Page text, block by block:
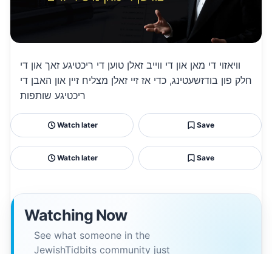
וויאזוי די מאן און די ווייב זאלן טוען די ריכטיגע זאך און די
חלק פון בודזשעטינג, כדי אז זיי זאלן מצליח זיין און האבן די
ריכטיגע שותפות
Watch later Save
Watch later Save
Watching Now
See what someone in the
JewishTidbits community just